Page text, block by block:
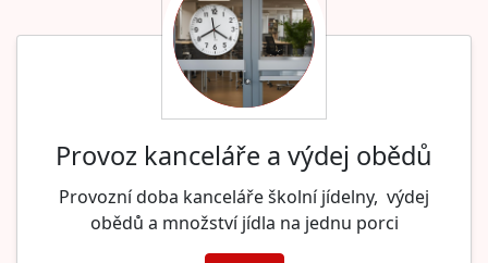
Provoz kanceláře a výdej obědů
Provozní doba kanceláře školní jídelny, výdej
obědů a množství jídla na jednu porci